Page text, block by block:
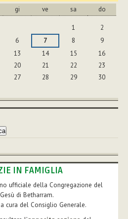
gi ve sa do
1
2
6 7 8
9
13 14 15
16
20 21 22
23
27 28 29
30
IN FAMIGLIA
ufficiale della Congregazione del
di Betharram.
cura del Consiglio Generale.